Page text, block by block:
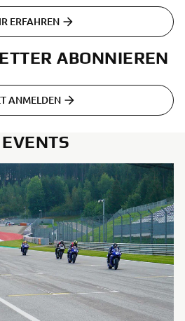
ERFAHREN
ABONNIEREN
ANMELDEN